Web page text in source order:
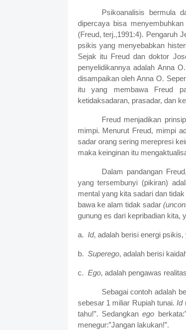
Psikoanalisis bermula
dipercaya bisa
(Freud, terj.,1991:4). Pengaruh
psikis yang menyebabkan
Sejak itu Freud dan doktor
penyelidikannya adalah Anna
disampaikan oleh Anna O.
itu yang membawa Freud
ketidaksadaran, prasadar, dan
Freud menjadikan
mimpi. Menurut Freud, mimpi
sadar orang sering merepresi
maka keinginan itu
Dalam pandangan
yang tersembunyi (pikiran)
mental yang kita sadari dan
bawa ke alam tidak sadar
gunung es dari kepribadian kita,
a. Id, adalah berisi energi
b. Superego, adalah berisi
c. Ego, adalah pengawas
Sebagai contoh adalah
sebesar 1 miliar Rupiah tunai. Id
tahu!”. Sedangkanego
menegur:”Jangan lakukan!”.